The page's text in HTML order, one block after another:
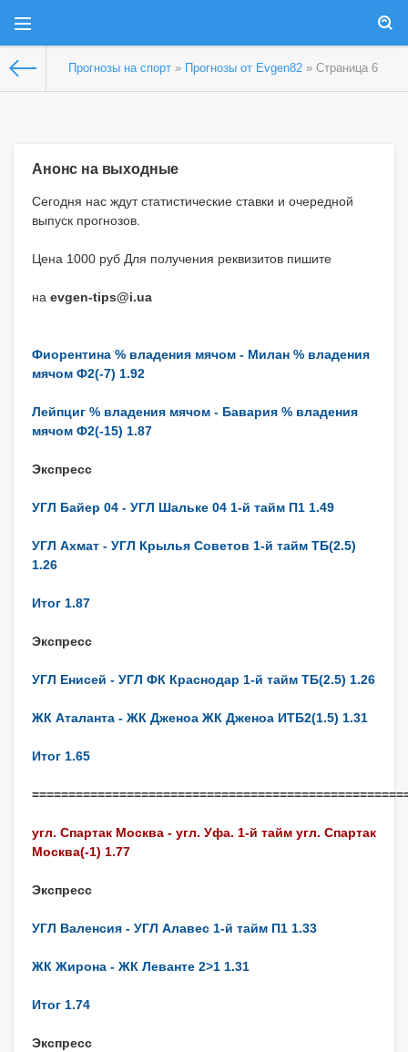
Прогнозы на спорт » Прогнозы от Evgen82 » Страница 6
Анонс на выходные
Сегодня нас ждут статистические ставки и очередной
выпуск прогнозов.
Цена 1000 руб Для получения реквизитов пишите
на evgen-tips@i.ua
Фиорентина % владения мячом - Милан % владения
мячом Ф2(-7) 1.92
Лейпциг % владения мячом - Бавария % владения
мячом Ф2(-15) 1.87
Экспресс
УГЛ Байер 04 - УГЛ Шальке 04 1-й тайм П1 1.49
УГЛ Ахмат - УГЛ Крылья Советов 1-й тайм ТБ(2.5)
1.26
Итог 1.87
Экспресс
УГЛ Енисей - УГЛ ФК Краснодар 1-й тайм ТБ(2.5) 1.26
ЖК Аталанта - ЖК Дженоа ЖК Дженоа ИТБ2(1.5) 1.31
Итог 1.65
угл. Спартак Москва - угл. Уфа. 1-й тайм угл. Спартак
Москва(-1) 1.77
Экспресс
УГЛ Валенсия - УГЛ Алавес 1-й тайм П1 1.33
ЖК Жирона - ЖК Леванте 2>1 1.31
Итог 1.74
Экспресс